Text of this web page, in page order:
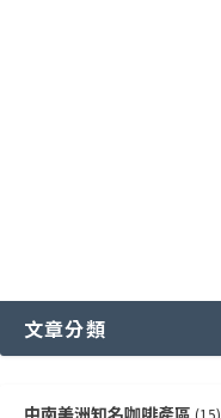
文章分類
中南美洲知名咖啡產區 (15)